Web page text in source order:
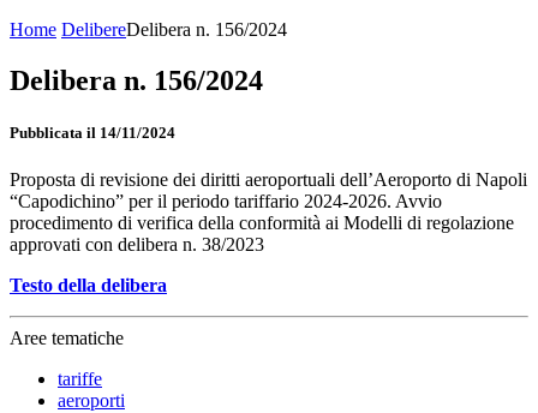
Home DelibereDelibera n. 156/2024
Delibera n. 156/2024
Pubblicata il 14/11/2024
Proposta di revisione dei diritti aeroportuali dell’Aeroporto di Napoli
“Capodichino” per il periodo tariffario 2024-2026. Avvio
procedimento di verifica della conformità ai Modelli di regolazione
approvati con delibera n. 38/2023
Testo della delibera
Aree tematiche
tariffe
aeroporti